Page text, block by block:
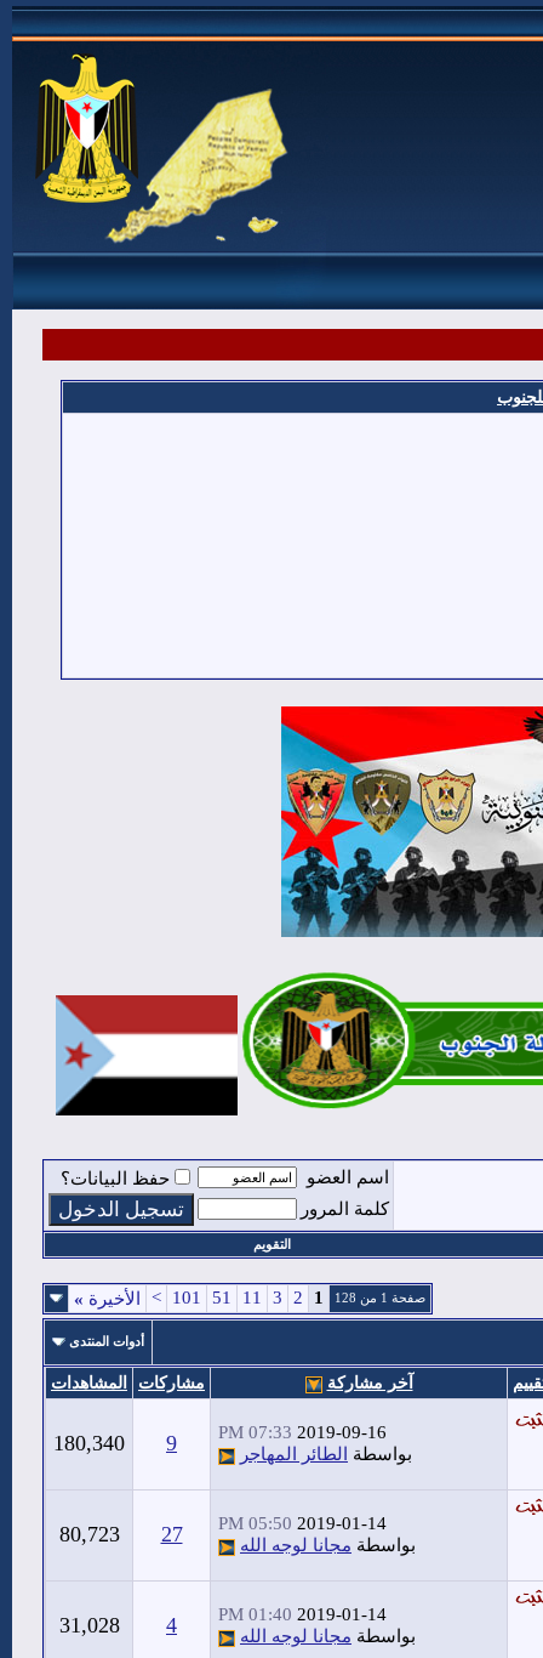
اسم العضو
حفظ البيانات؟
كلمة المرور
التقويم
صفحة 1 من 128 1
2
3
11
51
101
> الأخيرة »
أدوات المنتدى
آخر مشاركة مشاركات المشاهدات
2019-09-16
07:33 PM
بواسطة
الطائر المهاجر 9
180,340
2019-01-14
05:50 PM
بواسطة مجانا لوجه الله 27
80,723
2019-01-14
01:40 PM
بواسطة مجانا لوجه الله 4
31,028